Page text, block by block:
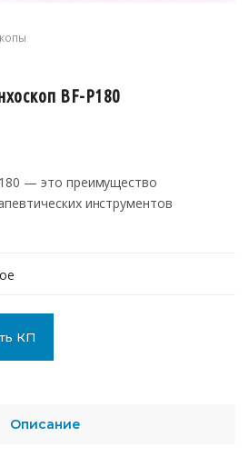
BF-P180
— это преимущество
инструментов
КП
Описание